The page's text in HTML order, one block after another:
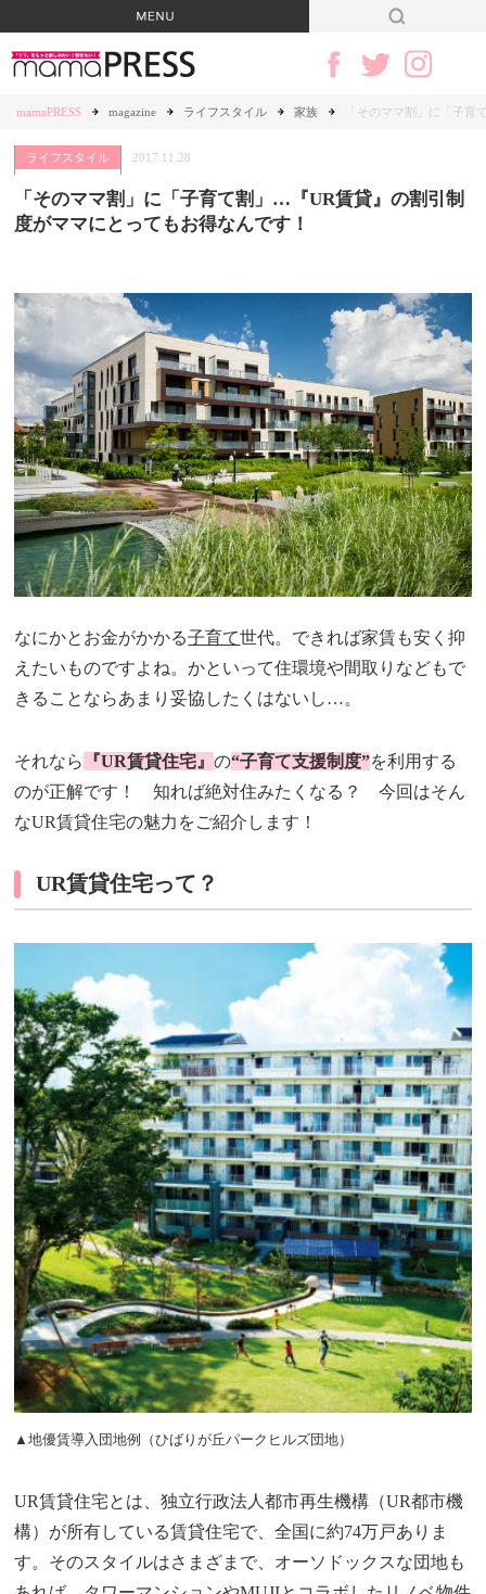
mamaPRESS magazine ライフスタイル 家族 「そのママ割」に「子
ライフスタイル 2017.11.28
「そのママ割」に「子育て割」…『UR賃貸』の割引制
度がママにとってもお得なんです！
なにかとお金がかかる子育て世代。できれば家賃も安く抑
えたいものですよね。かといって住環境や間取りなどもで
きることならあまり妥協したくはないし…。
それなら 『UR賃貸住宅』の“子育て支援制度”を利用する
のが正解です！ 知れば絶対住みたくなる？ 今回はそん
なUR賃貸住宅の魅力をご紹介します！
UR賃貸住宅って？
▲地優賃導入団地例（ひばりが丘パークヒルズ団地）
UR賃貸住宅とは、独立行政法人都市再生機構（UR都市機
構）が所有している賃貸住宅で、全国に約74万戸ありま
す。そのスタイルはさまざまで、オーソドックスな団地も